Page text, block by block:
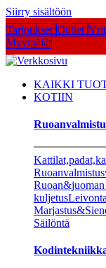
Siirry sisältöön
Tarjoukset Outlet
Myymälät
KAIKKI
KOTIIN
kuljetusLeivonta
Säilöntä